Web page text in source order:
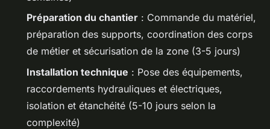
Préparation du chantier : Commande du matériel,
préparation des supports, coordination des corps
de métier et sécurisation de la zone (3-5 jours)
Installation technique : Pose des équipements,
raccordements hydrauliques et électriques,
isolation et étanchéité (5-10 jours selon la
complexité)